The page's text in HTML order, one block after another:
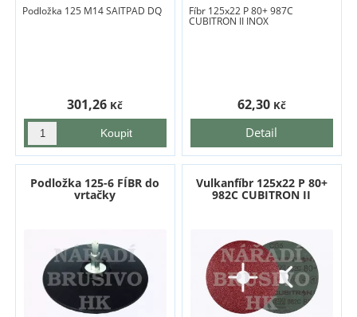
Podložka 125 M14 SAITPAD DQ
301,26 Kč
Fíbr 125x22 P 80+ 987C
CUBITRON II INOX
Detail
62,30 Kč
Podložka 125-6 FÍBR do
vrtačky
Vulkanfíbr 125x22 P 80+
982C CUBITRON II